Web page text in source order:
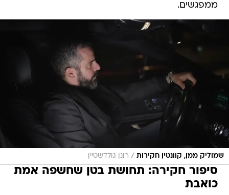
ממפגשים.
שמוליק ממן, קוונטין חקירות / רונן גולדשטיין
סיפור חקירה: תחושת בטן שחשפה אמת
כואבת